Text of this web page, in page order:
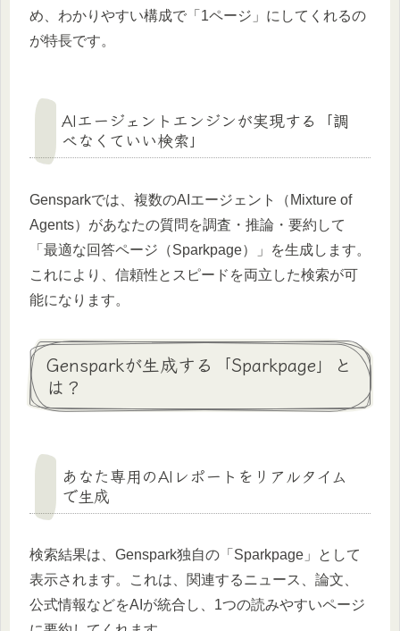
め、わかりやすい構成で「1ページ」にしてくれるの
が特長です。
AIエージェントエンジンが実現する「調
べなくていい検索」
Gensparkでは、複数のAIエージェント（Mixture of
Agents）があなたの質問を調査・推論・要約して
「最適な回答ページ（Sparkpage）」を生成します。
これにより、信頼性とスピードを両立した検索が可
能になります。
Gensparkが生成する「Sparkpage」と
は？
あなた専用のAIレポートをリアルタイム
で生成
検索結果は、Genspark独自の「Sparkpage」として
表示されます。これは、関連するニュース、論文、
公式情報などをAIが統合し、1つの読みやすいページ